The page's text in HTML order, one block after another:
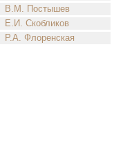
В.М. Постышев
Е.И. Скобликов
Р.А. Флоренская